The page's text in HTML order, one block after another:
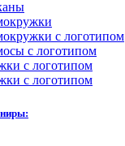
с логотипом
с логотипом
с логотипом
с логотипом